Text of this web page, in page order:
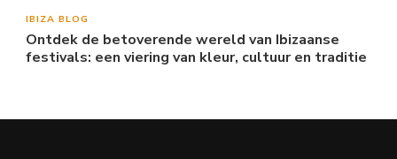
IBIZA BLOG
Ontdek de betoverende wereld van Ibizaanse
festivals: een viering van kleur, cultuur en traditie